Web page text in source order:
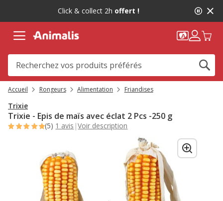
message,
Click & collect 2h offert !
Accueil Rongeurs Alimentation Friandises
Trixie
Trixie - Epis de maïs avec éclat 2 Pcs -250 g
(5) 1 avis |Voir description